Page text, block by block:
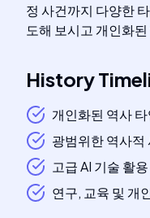
정 사건까지 다양한
도해 보시고 개인화
History
개인화된 역사
광범위한 역사적
고급 AI 기술 활용
연구, 교육 및 개